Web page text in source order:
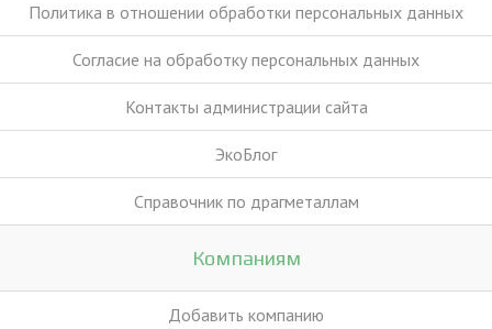
Политика в отношении обработки персональных данных
Согласие на обработку персональных данных
Контакты администрации сайта
ЭкоБлог
Справочник по драгметаллам
Компаниям
Добавить компанию